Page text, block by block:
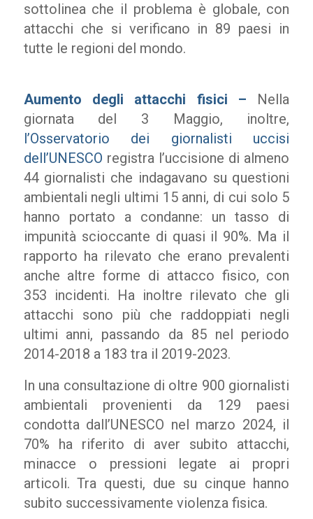
sottolinea che il problema è globale, con
attacchi che si verificano in 89 paesi in
tutte le regioni del mondo.
Aumento degli attacchi fisici – Nella
giornata del 3 Maggio, inoltre,
l’Osservatorio dei giornalisti uccisi
dell’UNESCO registra l’uccisione di almeno
44 giornalisti che indagavano su questioni
ambientali negli ultimi 15 anni, di cui solo 5
hanno portato a condanne: un tasso di
impunità scioccante di quasi il 90%. Ma il
rapporto ha rilevato che erano prevalenti
anche altre forme di attacco fisico, con
353 incidenti. Ha inoltre rilevato che gli
attacchi sono più che raddoppiati negli
ultimi anni, passando da 85 nel periodo
2014-2018 a 183 tra il 2019-2023.
In una consultazione di oltre 900 giornalisti
ambientali provenienti da 129 paesi
condotta dall’UNESCO nel marzo 2024, il
70% ha riferito di aver subito attacchi,
minacce o pressioni legate ai propri
articoli. Tra questi, due su cinque hanno
subito successivamente violenza fisica.